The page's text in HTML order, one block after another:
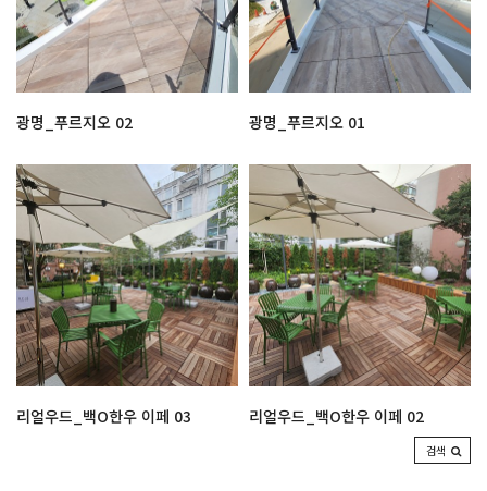
광명_푸르지오 02 광명_푸르지오 01
리얼우드_백O한우 이페 03 리얼우드_백O한우 이페 02
검색